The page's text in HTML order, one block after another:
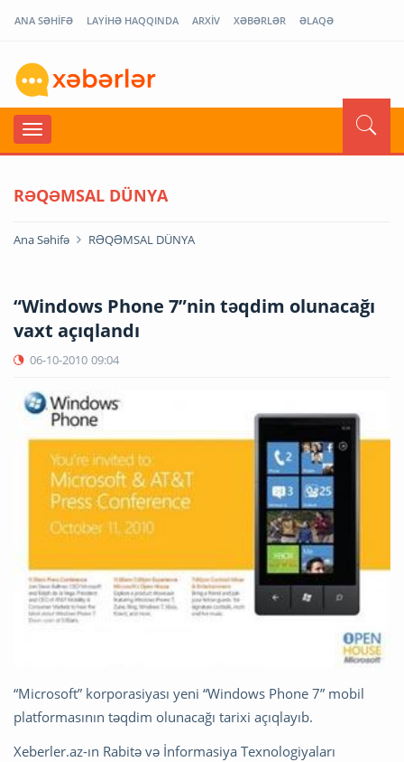
ANA SƏHİFƏ LAYİHƏ HAQQINDA ARXİV XƏBƏRLƏR ƏLAQƏ
RƏQƏMSAL DÜNYA
Ana Səhifə RƏQƏMSAL DÜNYA
“Windows Phone 7”nin təqdim olunacağı
vaxt açıqlandı
06-10-2010 09:04
“Microsoft” korporasiyası yeni “Windows Phone 7” mobil
platformasının təqdim olunacağı tarixi açıqlayıb.
Xeberler.az-ın Rabitə və İnformasiya Texnologiyaları